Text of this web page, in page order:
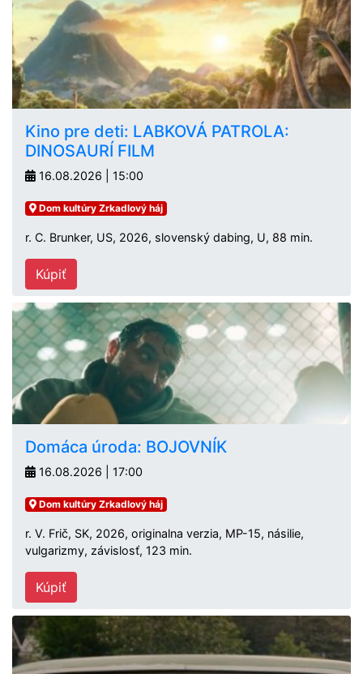
Kino pre deti: LABKOVÁ PATROLA:
DINOSAURÍ FILM
16.08.2026 | 15:00
Dom kultúry Zrkadlový háj
r. C. Brunker, US, 2026, slovenský dabing, U, 88 min.
Kúpiť
Domáca úroda: BOJOVNÍK
16.08.2026 | 17:00
Dom kultúry Zrkadlový háj
r. V. Frič, SK, 2026, originalna verzia, MP-15, násilie,
vulgarizmy, závislosť, 123 min.
Kúpiť